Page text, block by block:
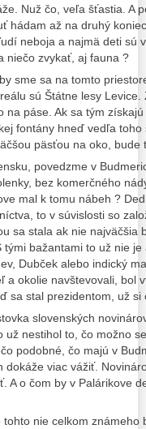
Nuž čo, veľa šťastia. A
hádam až na druhý
neboja a najmä deti sú
niečo zvykať, aj fauna ?
sme sa na tomto
sú Štátne lesy
na páse. Ak sa tým
fontány hneď vedľa
päsťou na oko, bude
povedzme v
bez komerčného
mal k tomu nábeh ?
to v súvislosti so
sa stala ak nie najväčšia
bažantami to už nie
Dubček alebo indický
a okolie navštevovali, bol
sa stal prezidentom, už si
slovenských
nestihol to, čo možno
podobné, čo majú v
dokáže viac vážiť.
A o čom by v Palárikove
nie celkom známeho